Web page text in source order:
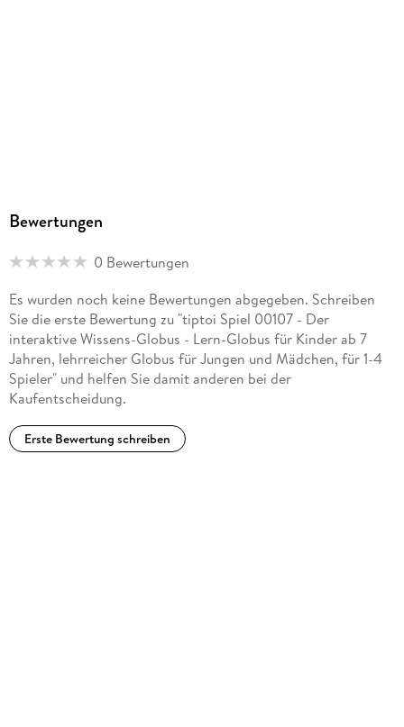
Bewertungen
0 Bewertungen
Es wurden noch keine Bewertungen abgegeben. Schreiben
Sie die erste Bewertung zu "tiptoi Spiel 00107 - Der
interaktive Wissens-Globus - Lern-Globus für Kinder ab 7
Jahren, lehrreicher Globus für Jungen und Mädchen, für 1-4
Spieler" und helfen Sie damit anderen bei der
Kaufentscheidung.
Erste Bewertung schreiben